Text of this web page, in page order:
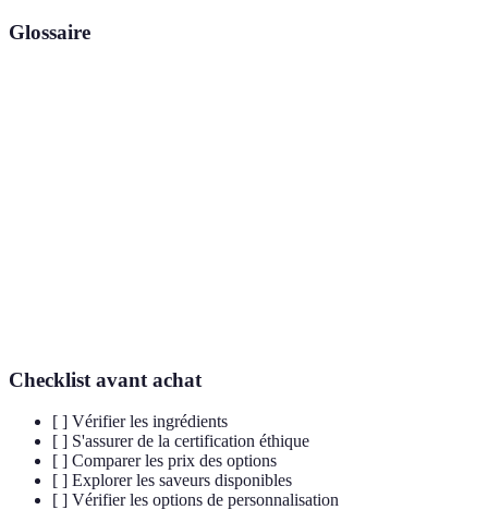
Glossaire
Checklist avant achat
[ ] Vérifier les ingrédients
[ ] S'assurer de la certification éthique
[ ] Comparer les prix des options
[ ] Explorer les saveurs disponibles
[ ] Vérifier les options de personnalisation